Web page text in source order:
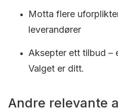
Motta flere
leverandører
Aksepter ett tilbud –
Valget er ditt.
Andre relevante